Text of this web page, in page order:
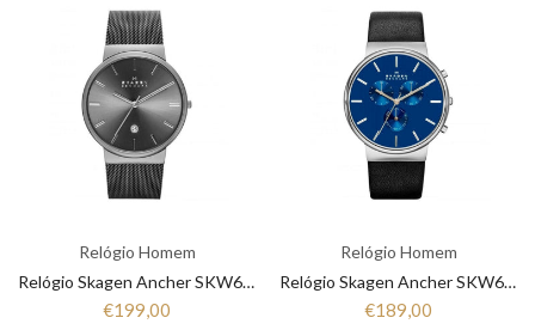
Relógio Homem
Relógio Skagen Ancher SKW6108
€199,00
Relógio Homem
Relógio Skagen Ancher SKW6105
€189,00